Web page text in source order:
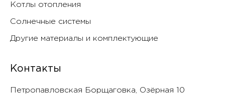
Котлы отопления
Солнечные системы
Другие материалы и комплектующие
Контакты
Петропавловская Борщаговка, Озëрная 10